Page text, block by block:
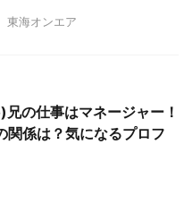
東海オンエア
の仕事はマネージャー！
関係は？気になるプロフ